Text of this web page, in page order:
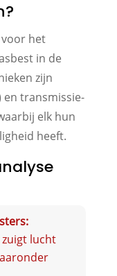
het
in de
zijn
en transmissie-
elk hun
heeft.
lucht